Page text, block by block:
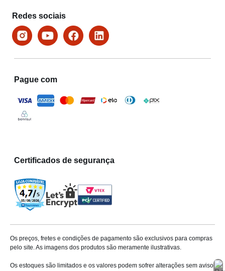
Redes sociais
Pague com
Certificados de segurança
Os preços, fretes e condições de pagamento são exclusivos para compras
pelo site. As imagens dos produtos são meramente ilustrativas.
Os estoques são limitados e os valores podem sofrer alterações sem aviso